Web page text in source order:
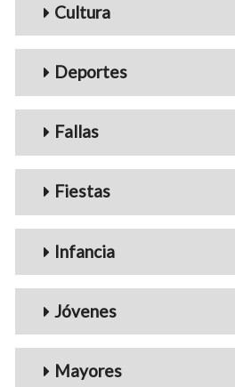
Cultura
Deportes
Fallas
Fiestas
Infancia
Jóvenes
Mayores